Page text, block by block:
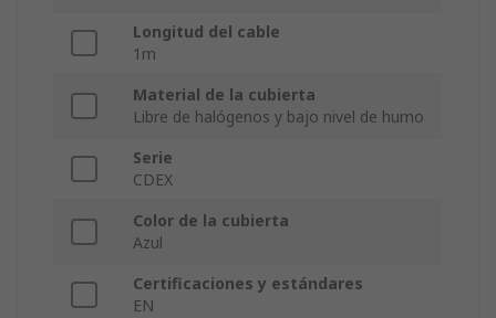
Longitud del cable
1m
Material de la cubierta
Libre de halógenos y bajo nivel de humo
Serie
CDEX
Color de la cubierta
Azul
Certificaciones y estándares
EN